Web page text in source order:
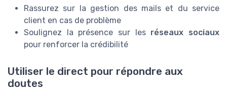
Rassurez sur la gestion des mails et du service
client en cas de problème
Soulignez la présence sur les réseaux sociaux
pour renforcer la crédibilité
Utiliser le direct pour répondre aux
doutes